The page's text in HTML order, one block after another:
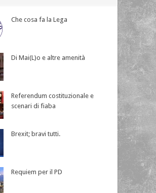
Che cosa fa la Lega
Di Mai(L)o e altre amenità
Referendum costituzionale e
scenari di fiaba
Brexit; bravi tutti.
Requiem per il PD